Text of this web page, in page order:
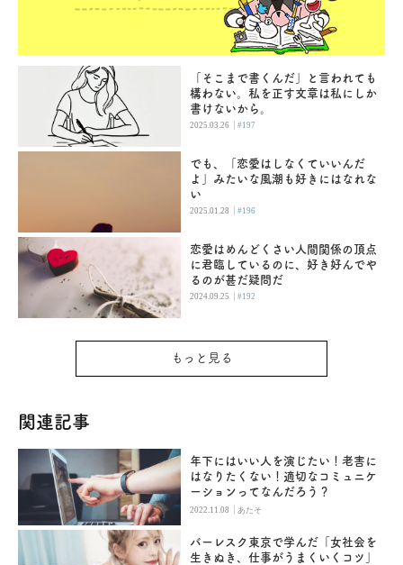
「そこまで書くんだ」と言われても
構わない。私を正す文章は私にしか
書けないから。
2025.03.26 |#197
でも、「恋愛はしなくていいんだ
よ」みたいな風潮も好きにはなれな
い
2025.01.28 |#196
恋愛はめんどくさい人間関係の頂点
に君臨しているのに、好き好んでや
るのが甚だ疑問だ
2024.09.25 |#192
もっと見る
関連記事
年下にはいい人を演じたい！老害に
はなりたくない！適切なコミュニケ
ーションってなんだろう？
2022.11.08 |あたそ
バーレスク東京で学んだ「女社会を
生きぬき、仕事がうまくいくコツ」